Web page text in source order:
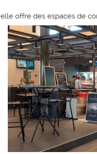
elle offre des espaces de